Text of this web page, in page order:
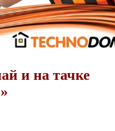
и на тачке